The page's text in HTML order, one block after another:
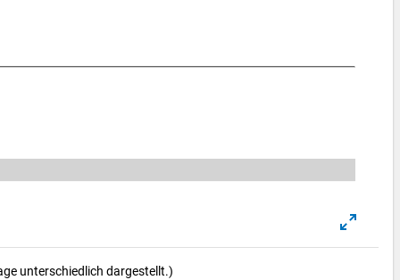
unterschiedlich dargestellt.)